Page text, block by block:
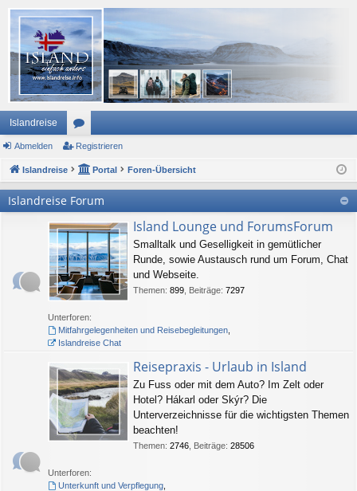
Islandreise
or
en
Abmelden Registrieren
Islandreise Portal Foren-Übersicht
Islandreise Forum
Island Lounge und ForumsForum
Smalltalk und Geselligkeit in gemütlicher
Runde, sowie Austausch rund um Forum, Chat
und Webseite.
Themen: 899 Beiträge: 7297
Unterforen:
Mitfahrgelegenheiten und Reisebegleitungen,
Islandreise Chat
Reisepraxis - Urlaub in Island
Zu Fuss oder mit dem Auto? Im Zelt oder
Hotel? Hákarl oder Skýr? Die
Unterverzeichnisse für die wichtigsten Themen
beachten!
Themen: 2746 Beiträge: 28506
Unterforen:
Unterkunft und Verpflegung,